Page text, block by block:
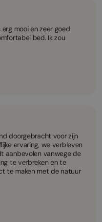
erg mooi en zeer goed
bed. Ik zou
doorgebracht voor zijn
ervaring, we verbleven
aanbevolen vanwege de
te verbreken en te
te maken met de natuur